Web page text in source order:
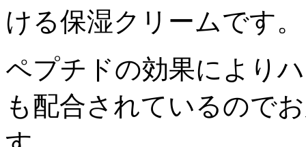
ける保湿クリームです。
ペプチドの効果により
も配合されているので